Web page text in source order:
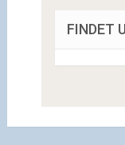
FINDET